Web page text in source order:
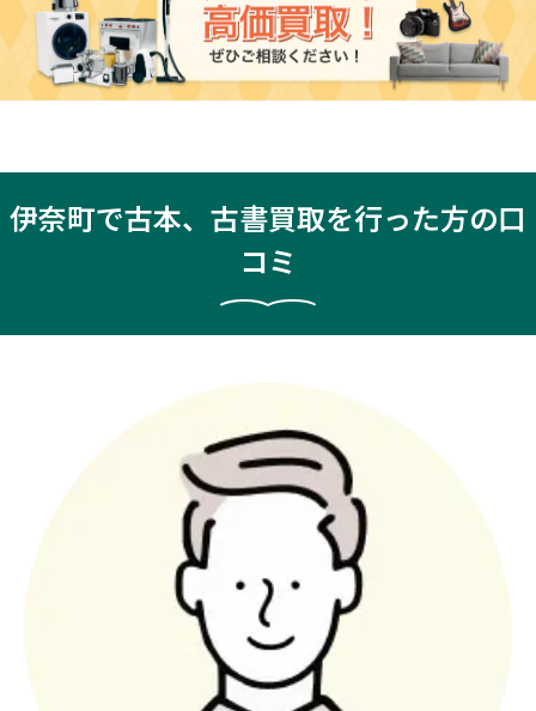
伊奈町で古本、古書買取を行った方の口
コミ